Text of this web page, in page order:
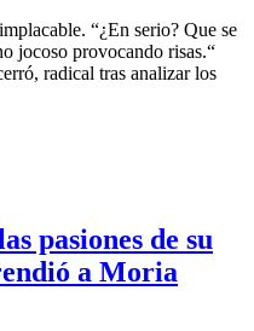
“¿En serio? Que se
jocoso provocando risas.“
radical tras analizar los
pasiones de su
a Moria